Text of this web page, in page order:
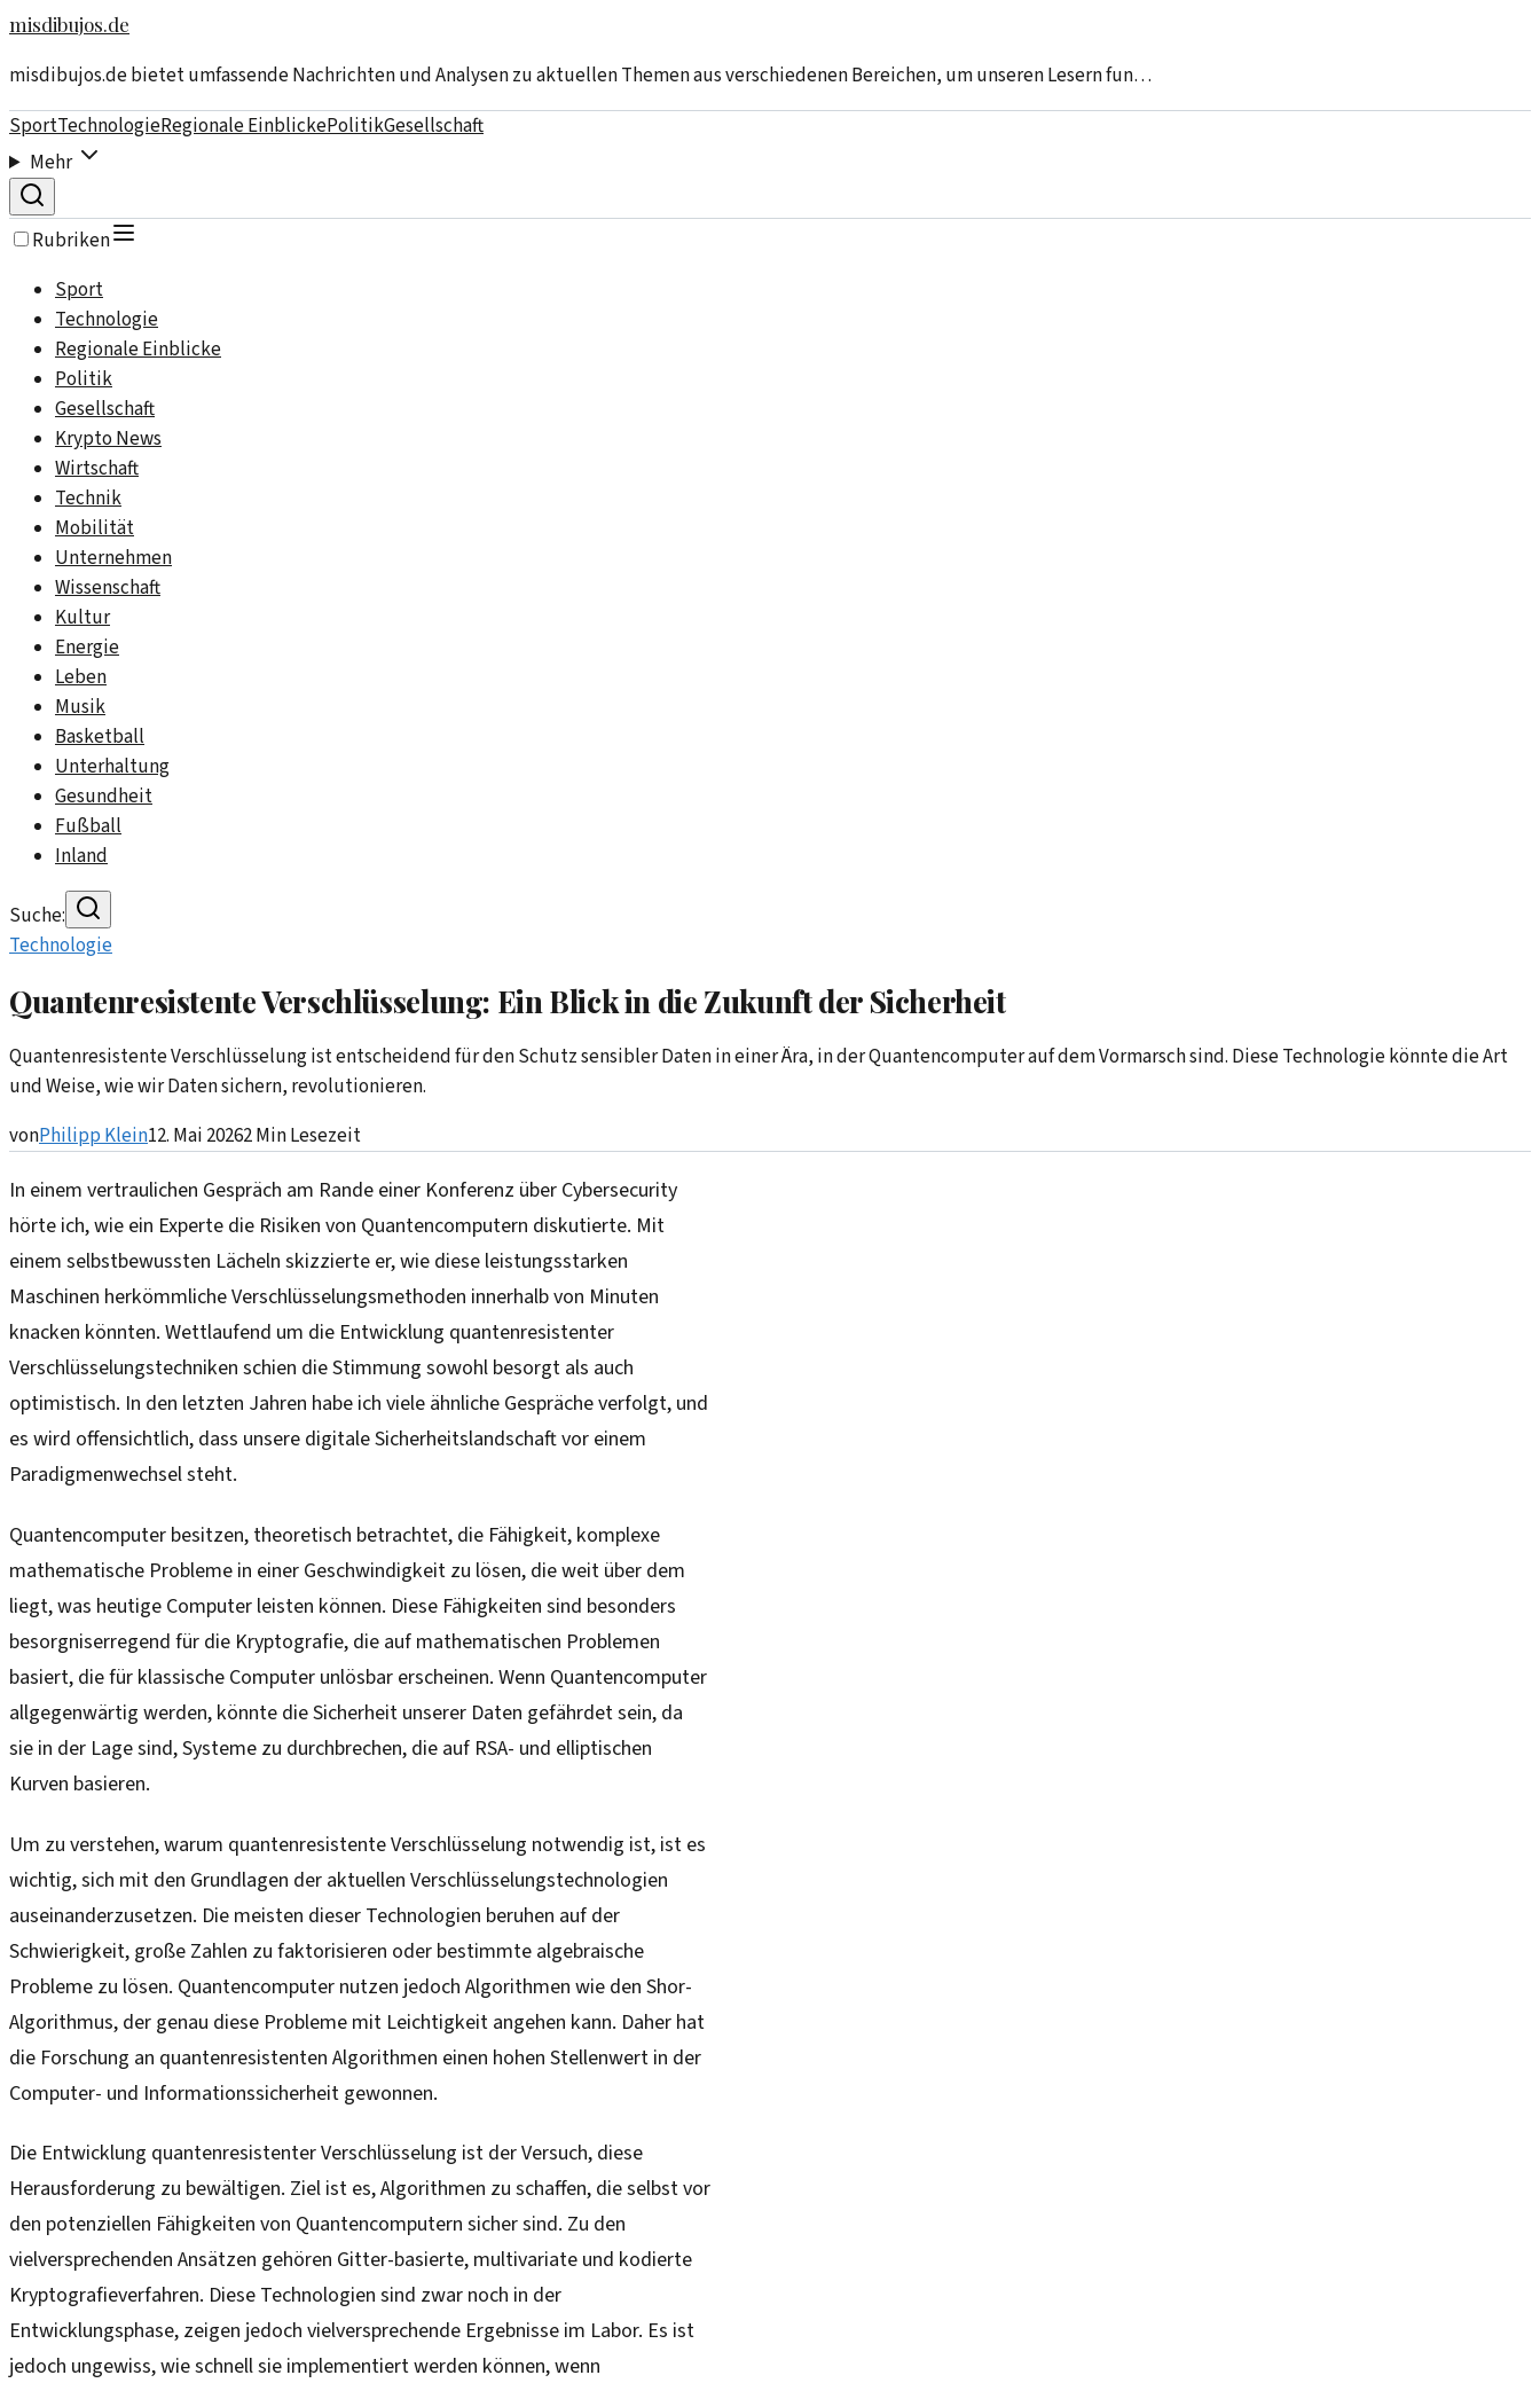
misdibujos.de
misdibujos.de bietet umfassende Nachrichten und Analysen zu aktuellen Themen aus verschiedenen Bereichen, um unseren Lesern fun…
SportTechnologieRegionale EinblickePolitikGesellschaft
Mehr
Rubriken
Sport
Technologie
Regionale Einblicke
Politik
Gesellschaft
Krypto News
Wirtschaft
Technik
Mobilität
Unternehmen
Wissenschaft
Kultur
Energie
Leben
Musik
Basketball
Unterhaltung
Gesundheit
Fußball
Inland
Suche:
Technologie
Quantenresistente Verschlüsselung: Ein Blick in die Zukunft der Sicherheit
Quantenresistente Verschlüsselung ist entscheidend für den Schutz sensibler Daten in einer Ära, in der Quantencomputer auf dem Vormarsch sind. Diese Technologie könnte die Art
und Weise, wie wir Daten sichern, revolutionieren.
vonPhilipp Klein12. Mai 20262Min Lesezeit
In einem vertraulichen Gespräch am Rande einer Konferenz über Cybersecurity
hörte ich, wie ein Experte die Risiken von Quantencomputern diskutierte. Mit
einem selbstbewussten Lächeln skizzierte er, wie diese leistungsstarken
Maschinen herkömmliche Verschlüsselungsmethoden innerhalb von Minuten
knacken könnten. Wettlaufend um die Entwicklung quantenresistenter
Verschlüsselungstechniken schien die Stimmung sowohl besorgt als auch
optimistisch. In den letzten Jahren habe ich viele ähnliche Gespräche verfolgt, und
es wird offensichtlich, dass unsere digitale Sicherheitslandschaft vor einem
Paradigmenwechsel steht.
Quantencomputer besitzen, theoretisch betrachtet, die Fähigkeit, komplexe
mathematische Probleme in einer Geschwindigkeit zu lösen, die weit über dem
liegt, was heutige Computer leisten können. Diese Fähigkeiten sind besonders
besorgniserregend für die Kryptografie, die auf mathematischen Problemen
basiert, die für klassische Computer unlösbar erscheinen. Wenn Quantencomputer
allgegenwärtig werden, könnte die Sicherheit unserer Daten gefährdet sein, da
sie in der Lage sind, Systeme zu durchbrechen, die auf RSA- und elliptischen
Kurven basieren.
Um zu verstehen, warum quantenresistente Verschlüsselung notwendig ist, ist es
wichtig, sich mit den Grundlagen der aktuellen Verschlüsselungstechnologien
auseinanderzusetzen. Die meisten dieser Technologien beruhen auf der
Schwierigkeit, große Zahlen zu faktorisieren oder bestimmte algebraische
Probleme zu lösen. Quantencomputer nutzen jedoch Algorithmen wie den Shor-
Algorithmus, der genau diese Probleme mit Leichtigkeit angehen kann. Daher hat
die Forschung an quantenresistenten Algorithmen einen hohen Stellenwert in der
Computer- und Informationssicherheit gewonnen.
Die Entwicklung quantenresistenter Verschlüsselung ist der Versuch, diese
Herausforderung zu bewältigen. Ziel ist es, Algorithmen zu schaffen, die selbst vor
den potenziellen Fähigkeiten von Quantencomputern sicher sind. Zu den
vielversprechenden Ansätzen gehören Gitter-basierte, multivariate und kodierte
Kryptografieverfahren. Diese Technologien sind zwar noch in der
Entwicklungsphase, zeigen jedoch vielversprechende Ergebnisse im Labor. Es ist
jedoch ungewiss, wie schnell sie implementiert werden können, wenn